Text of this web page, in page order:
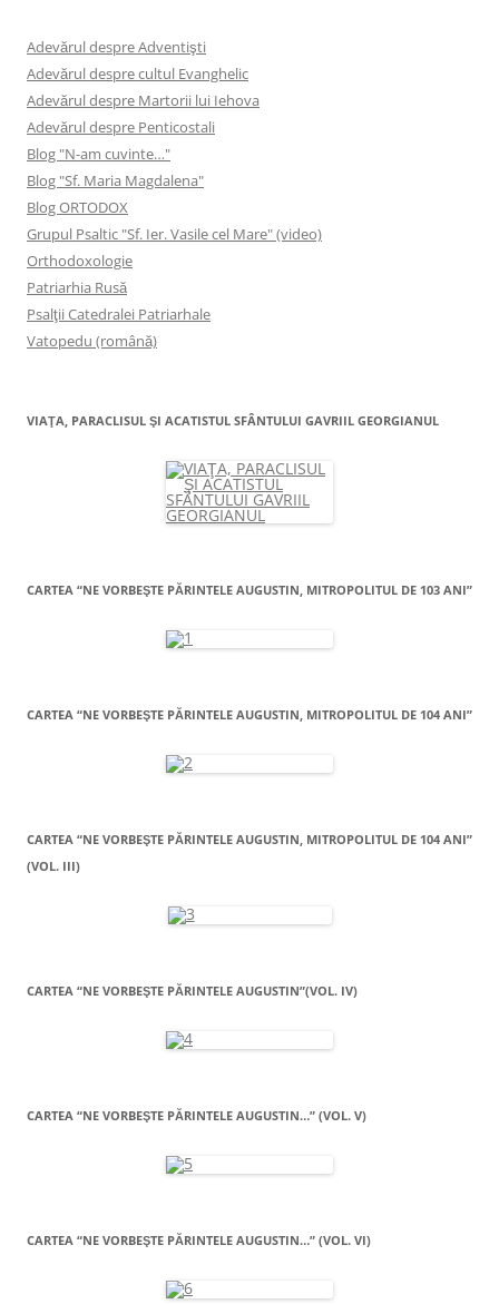
Adevărul despre Adventişti
Adevărul despre cultul Evanghelic
Adevărul despre Martorii lui Iehova
Adevărul despre Penticostali
Blog "N-am cuvinte…"
Blog "Sf. Maria Magdalena"
Blog ORTODOX
Grupul Psaltic "Sf. Ier. Vasile cel Mare" (video)
Orthodoxologie
Patriarhia Rusă
Psalţii Catedralei Patriarhale
Vatopedu (română)
VIAŢA, PARACLISUL ŞI ACATISTUL SFÂNTULUI GAVRIIL GEORGIANUL
CARTEA “NE VORBEŞTE PĂRINTELE AUGUSTIN, MITROPOLITUL DE 103 ANI”
CARTEA “NE VORBEŞTE PĂRINTELE AUGUSTIN, MITROPOLITUL DE 104 ANI”
CARTEA “NE VORBEŞTE PĂRINTELE AUGUSTIN, MITROPOLITUL DE 104 ANI”
(VOL. III)
CARTEA “NE VORBEŞTE PĂRINTELE AUGUSTIN”(VOL. IV)
CARTEA “NE VORBEŞTE PĂRINTELE AUGUSTIN…” (VOL. V)
CARTEA “NE VORBEŞTE PĂRINTELE AUGUSTIN…” (VOL. VI)